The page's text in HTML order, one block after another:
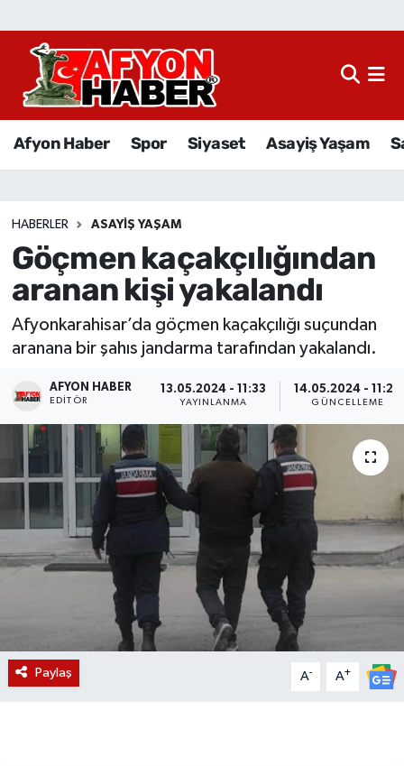
Afyon Haber Spor Siyaset Asayiş Yaşam
HABERLER ASAYIŞ YAŞAM
Göçmen kaçakçılığından
aranan kişi yakalandı
Afyonkarahisar’da göçmen kaçakçılığı suçundan
aranana bir şahıs jandarma tarafından yakalandı.
AFYON HABER
EDITÖR
13.05.2024 - 11:33
YAYINLANMA
14.05.2024 - 11:24
GÜNCELLEME
Paylaş A- A+
Afyon Haber
Sağlık
Eğitim
Sivil Toplum
Ekonomi
Magazin
Etkinlikler